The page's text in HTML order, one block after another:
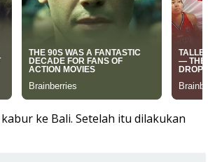
ke Bali. Setelah itu dilakukan